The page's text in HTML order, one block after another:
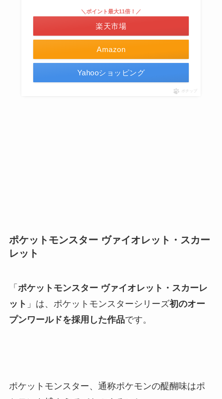
Amazon
＼ポイント最大11倍！／
楽天市場
Yahooショッピング
ポチップ
ポケットモンスター ヴァイオレット・スカー
レット
「 ポケットモンスター ヴァイオレット・スカーレ
ット 」は、ポケットモンスターシリーズ初のオー
プンワールドを採用した作品です。
ポケットモンスター、通称ポケモンの醍醐味はポ